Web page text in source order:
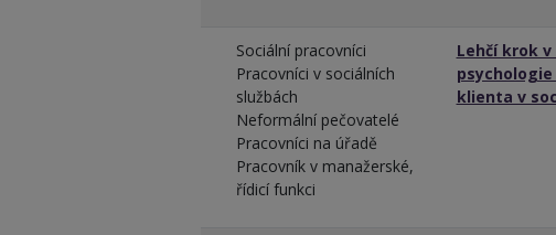
Sociální pracovníci
Pracovníci v sociálních
službách
Neformální pečovatelé
Pracovníci na úřadě
Pracovník v manažerské,
řídicí funkci
Lehčí krok
klienta v